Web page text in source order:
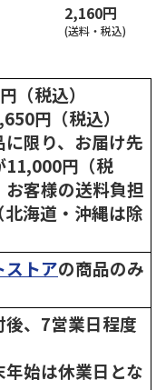
2,160円
(送料・税込)
（税込）
円（税込）
に限り、お届け先
11,000円（税
客様の送料負担
海道・沖縄は除
ストアの商品のみ
、7営業日程度
始は休業日とな